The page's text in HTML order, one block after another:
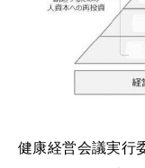
健康経営会議実行